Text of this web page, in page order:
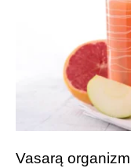
Vasarą